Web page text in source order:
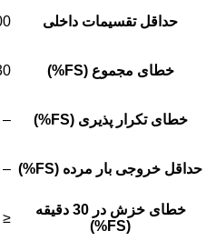
حداقل تقسیمات داخلی
خطای مجموع (FS%)
خطای تکرار پذیری (FS%) –
حداقل خروجی بار مرده (FS%) –
خطای خزش در 30 دقیقه
(FS%)
≤ ±0.0167